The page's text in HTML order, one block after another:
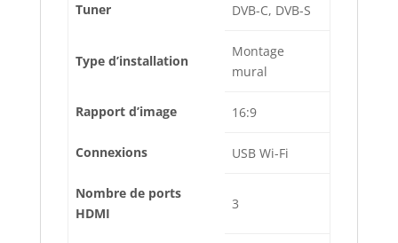
Tuner ‎DVB-C, DVB-S
Type d’installation
‎Montage
mural
Rapport d’image ‎16:9
Connexions ‎USB Wi-Fi
Nombre de ports
HDMI
‎3